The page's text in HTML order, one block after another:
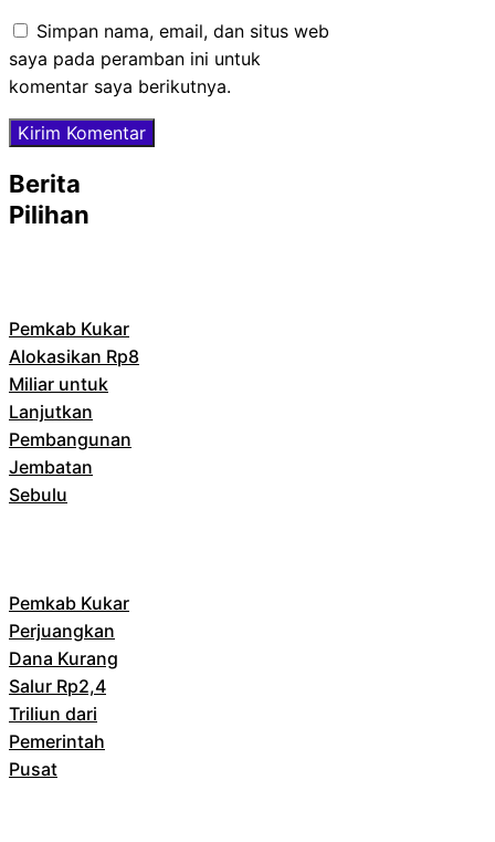
Simpan nama, email, dan situs web
saya pada peramban ini untuk
komentar saya berikutnya.
Berita
Pilihan
Pemkab Kukar
Alokasikan Rp8
Miliar untuk
Lanjutkan
Pembangunan
Jembatan
Sebulu
Pemkab Kukar
Perjuangkan
Dana Kurang
Salur Rp2,4
Triliun dari
Pemerintah
Pusat